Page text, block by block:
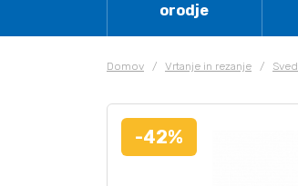
orodje
Domov / Vrtanje in rezanje /
-42%